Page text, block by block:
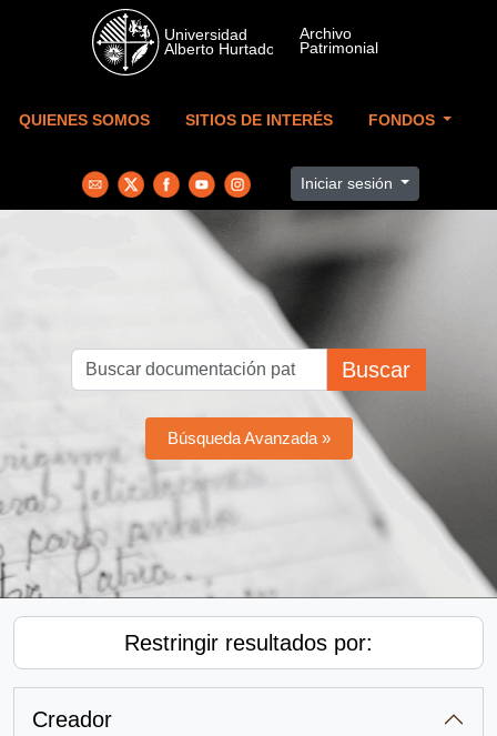
Skip to main content
QUIENES SOMOS SITIOS DE INTERÉS FONDOS
Iniciar sesión
Buscar
Búsqueda Avanzada »
Restringir resultados por:
Creador